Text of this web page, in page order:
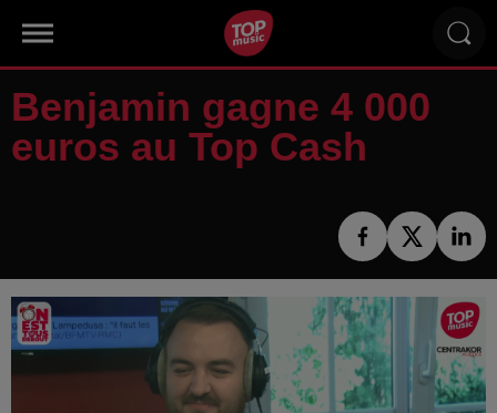
Benjamin gagne 4 000
euros au Top Cash